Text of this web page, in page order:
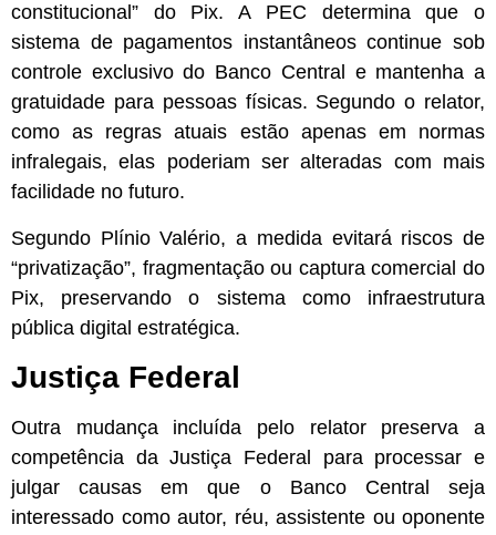
constitucional” do Pix. A PEC determina que o
sistema de pagamentos instantâneos continue sob
controle exclusivo do Banco Central e mantenha a
gratuidade para pessoas físicas. Segundo o relator,
como as regras atuais estão apenas em normas
infralegais, elas poderiam ser alteradas com mais
facilidade no futuro.
Segundo Plínio Valério, a medida evitará riscos de
“privatização”, fragmentação ou captura comercial do
Pix, preservando o sistema como infraestrutura
pública digital estratégica.
Justiça Federal
Outra mudança incluída pelo relator preserva a
competência da Justiça Federal para processar e
julgar causas em que o Banco Central seja
interessado como autor, réu, assistente ou oponente